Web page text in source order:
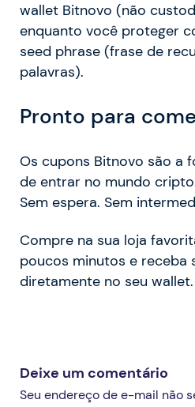
wallet Bitnovo (não
enquanto você proteger
seed phrase (frase de
palavras).
Pronto para
Os cupons Bitnovo são a
de entrar no mundo
Sem espera. Sem
Compre na sua loja
poucos minutos e receba
diretamente no seu wallet.
Deixe um comentário
Seu endereço de e-mail não